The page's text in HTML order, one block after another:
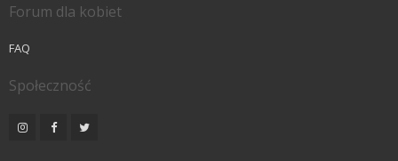
Forum dla kobiet
FAQ
Społeczność